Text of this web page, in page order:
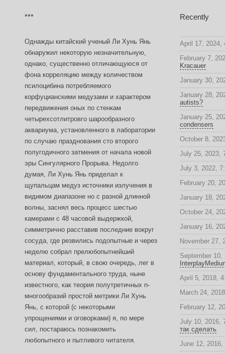
***
Однажды китайский ученый Ли Хунь Янь
обнаружил некоторую незначительную,
однако, существенно отличающуюся от
фона корреляцию между количеством
псилоцибина потребляемого
корфуцианскими медузами и характером
передвижения оных по стенкам
четырехсотлитровго шарообразного
аквариума, установленного в лаборатории
по случаю празднования сто второго
полугодичного затмения от начала новой
эры Сингулярного Прорыва. Недолго
думая, Ли Хунь Янь приделал к
щупальцам медуз источники излучения в
видимом диапазоне но с разной длинной
волны, заснял весь процесс шестью
камерами с 48 часовой выдержкой,
симметрично расставив последние вокруг
сосуда, где резвились подопытные и через
неделю собрал прелюбопытнейший
материал, который, в свою очередь, лег в
основу фундаментального труда, ныне
известного, как теория полутретичных n-
многообразий простой метрики Ли Хунь
Янь, с которой (с некоторыми
упрощениями и оговорками) я, по мере
сил, постараюсь познакомить
любопытного и пытливого читателя.
Recently
April 17, 2024,
February 7,
Kracauer
January 30,
January 28,
autists?
January 25,
condensers
October 8,
July 25, 2023,
July 3, 2022,
February 20,
January 18,
October 24,
January 16,
November 27,
September 10,
April 5, 2018,
March 24,
February 12,
July 10, 2016,
так сделать
June 12,